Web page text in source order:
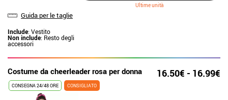
Guida per le taglie
Include: Vestito
Non include: Resto degli
accessori
Ultime unità
Costume da cheerleader rosa per donna 16.50€ - 16.99€
CONSEGNA 24/48 ORE CONSIGLIATO